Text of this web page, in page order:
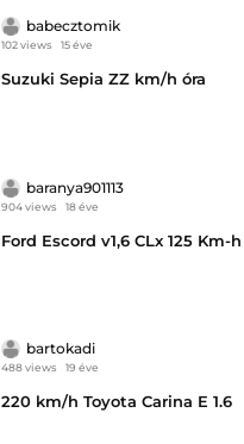
babecztomik
102 views 15 éve
Suzuki Sepia ZZ km/h óra
baranya901113
904 views 18 éve
Ford Escord v1,6 CLx 125 Km-h
bartokadi
488 views 19 éve
220 km/h Toyota Carina E 1.6